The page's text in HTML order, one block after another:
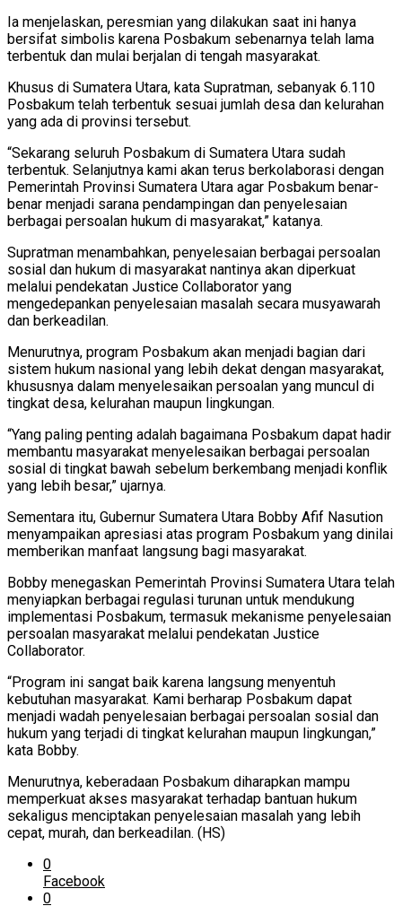
Ia menjelaskan, peresmian yang dilakukan saat ini hanya
bersifat simbolis karena Posbakum sebenarnya telah lama
terbentuk dan mulai berjalan di tengah masyarakat.
Khusus di Sumatera Utara, kata Supratman, sebanyak 6.110
Posbakum telah terbentuk sesuai jumlah desa dan kelurahan
yang ada di provinsi tersebut.
“Sekarang seluruh Posbakum di Sumatera Utara sudah
terbentuk. Selanjutnya kami akan terus berkolaborasi dengan
Pemerintah Provinsi Sumatera Utara agar Posbakum benar-
benar menjadi sarana pendampingan dan penyelesaian
berbagai persoalan hukum di masyarakat,” katanya.
Supratman menambahkan, penyelesaian berbagai persoalan
sosial dan hukum di masyarakat nantinya akan diperkuat
melalui pendekatan Justice Collaborator yang
mengedepankan penyelesaian masalah secara musyawarah
dan berkeadilan.
Menurutnya, program Posbakum akan menjadi bagian dari
sistem hukum nasional yang lebih dekat dengan masyarakat,
khususnya dalam menyelesaikan persoalan yang muncul di
tingkat desa, kelurahan maupun lingkungan.
“Yang paling penting adalah bagaimana Posbakum dapat hadir
membantu masyarakat menyelesaikan berbagai persoalan
sosial di tingkat bawah sebelum berkembang menjadi konflik
yang lebih besar,” ujarnya.
Sementara itu, Gubernur Sumatera Utara Bobby Afif Nasution
menyampaikan apresiasi atas program Posbakum yang dinilai
memberikan manfaat langsung bagi masyarakat.
Bobby menegaskan Pemerintah Provinsi Sumatera Utara telah
menyiapkan berbagai regulasi turunan untuk mendukung
implementasi Posbakum, termasuk mekanisme penyelesaian
persoalan masyarakat melalui pendekatan Justice
Collaborator.
“Program ini sangat baik karena langsung menyentuh
kebutuhan masyarakat. Kami berharap Posbakum dapat
menjadi wadah penyelesaian berbagai persoalan sosial dan
hukum yang terjadi di tingkat kelurahan maupun lingkungan,”
kata Bobby.
Menurutnya, keberadaan Posbakum diharapkan mampu
memperkuat akses masyarakat terhadap bantuan hukum
sekaligus menciptakan penyelesaian masalah yang lebih
cepat, murah, dan berkeadilan. (HS)
0
Facebook
0